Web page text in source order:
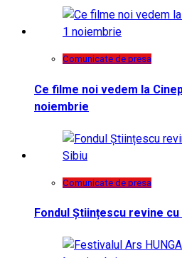
Comunicate de presa
Ce filme noi vedem la
noiembrie
Comunicate de presa
Fondul Științescu revine cu